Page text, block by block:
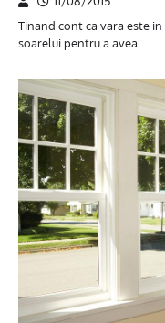
Tinand cont ca vara este
soarelui pentru a avea…